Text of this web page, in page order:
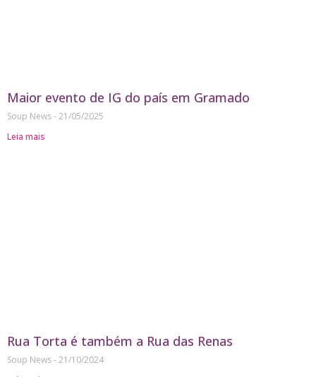
Maior evento de IG do país em Gramado
Soup News 21/05/2025
Leia mais
Rua Torta é também a Rua das Renas
Soup News 21/10/2024